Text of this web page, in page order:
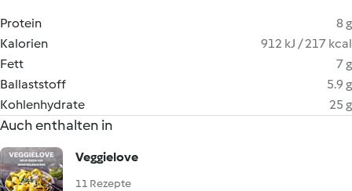
Protein
8 g
Kalorien
912 kJ / 217 kcal
Fett
7 g
Ballaststoff
5.9 g
Kohlenhydrate
25 g
Auch enthalten in
Veggielove
11 Rezepte